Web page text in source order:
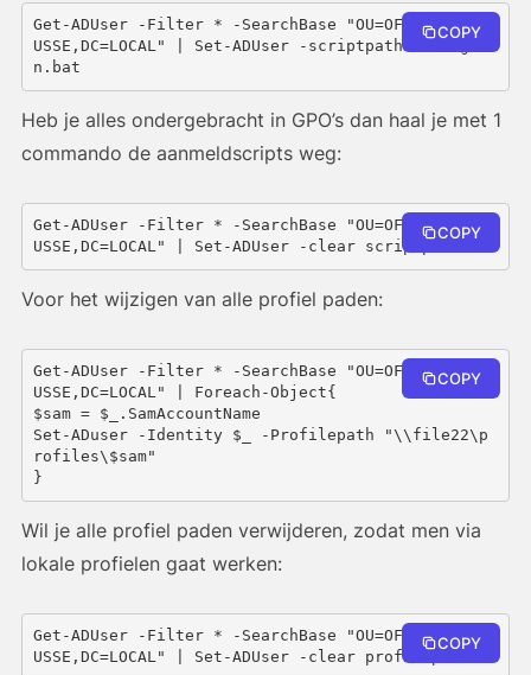
Get-ADUser -Filter * -SearchBase "OU=OFFICE,DC=S
USSE,DC=LOCAL" | Set-ADUser -scriptpath netlogo
n.bat
COPY
Heb je alles ondergebracht in GPO’s dan haal je met 1
commando de aanmeldscripts weg:
Get-ADUser -Filter * -SearchBase "OU=OFFICE,DC=S
USSE,DC=LOCAL" | Set-ADUser -clear scriptpath
COPY
Voor het wijzigen van alle profiel paden:
Get-ADUser -Filter * -SearchBase "OU=OFFICE,DC=S
USSE,DC=LOCAL" | Foreach-Object{
$sam = $_.SamAccountName
Set-ADuser -Identity $_ -Profilepath "\\file22\p
rofiles\$sam"
}
COPY
Wil je alle profiel paden verwijderen, zodat men via
lokale profielen gaat werken:
Get-ADUser -Filter * -SearchBase "OU=OFFICE,DC=S
USSE,DC=LOCAL" | Set-ADUser -clear profilepath
COPY